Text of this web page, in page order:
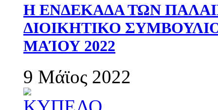
Η ΕΝΔΕΚΑΔΑ ΤΩΝ
ΔΙΟΙΚΗΤΙΚΟ
ΜΑΊΟΥ 2022
9 Μάϊος 2022